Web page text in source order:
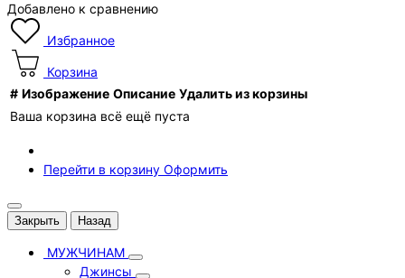
Добавлено к сравнению
Избранное
Корзина
# Изображение Описание Удалить из корзины
Ваша корзина всё ещё пуста
Перейти в корзину Оформить
Закрыть Назад
МУЖЧИНАМ
Джинсы